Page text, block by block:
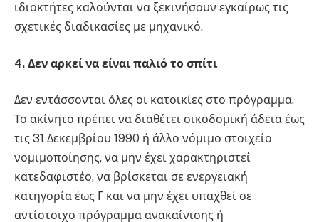
ιδιοκτήτες καλούνται να ξεκινήσουν εγκαίρως τις
σχετικές διαδικασίες με μηχανικό.
4. Δεν αρκεί να είναι παλιό το σπίτι
Δεν εντάσσονται όλες οι κατοικίες στο πρόγραμμα.
Το ακίνητο πρέπει να διαθέτει οικοδομική άδεια έως
τις 31 Δεκεμβρίου 1990 ή άλλο νόμιμο στοιχείο
νομιμοποίησης, να μην έχει χαρακτηριστεί
κατεδαφιστέο, να βρίσκεται σε ενεργειακή
κατηγορία έως Γ και να μην έχει υπαχθεί σε
αντίστοιχο πρόγραμμα ανακαίνισης ή